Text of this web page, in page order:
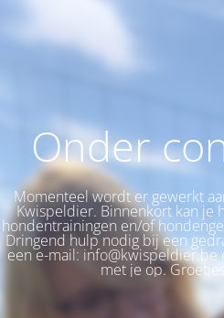
Onder
Momenteel wordt er gewerkt
Kwispeldier. Binnenkort kan je
hondentrainingen en/of
Dringend hulp nodig bij een
een e-mail: info@kwispeldier.be
met je op.